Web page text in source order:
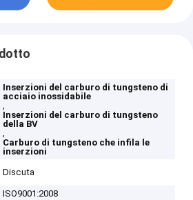
Inserzioni del carburo di tungsteno di
acciaio inossidabile
,
Inserzioni del carburo di tungsteno
della BV
,
Carburo di tungsteno che infila le
inserzioni
Discuta
ISO9001:2008